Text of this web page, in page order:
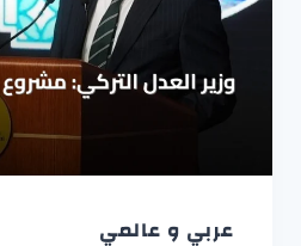
عربي و عالمي